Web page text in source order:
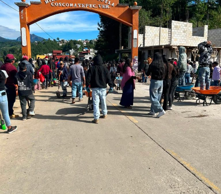
RELATED TOPICS:
DESPUÉS
Ejército toma el mando en Atoyac tras detención de 11
policías
ANTES
Exigen rehabilitar la carretera estatal Atoyac–Paso del
Macho